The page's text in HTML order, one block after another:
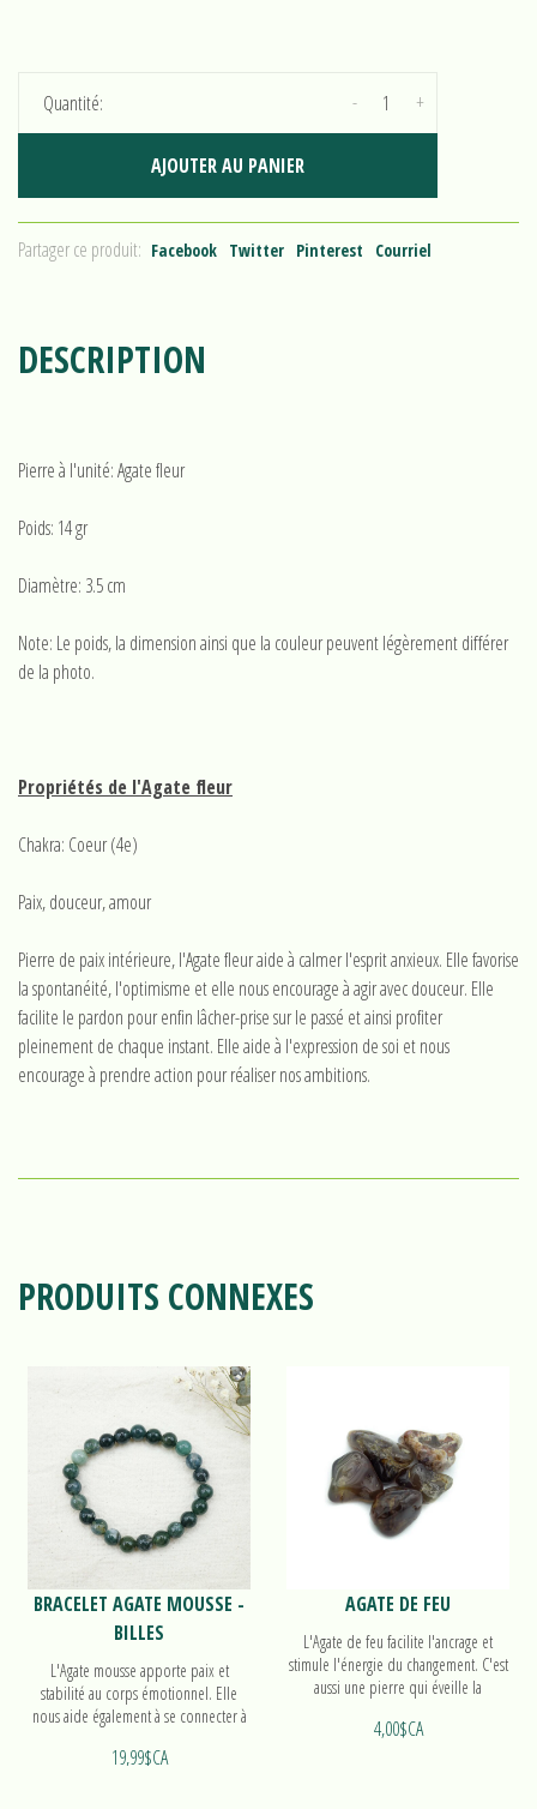
Quantité: +
-
AJOUTER AU PANIER
Partager ce produit: Facebook Twitter Pinterest Courriel
DESCRIPTION
Pierre à l'unité: Agate fleur
Poids: 14 gr
Diamètre: 3.5 cm
Note: Le poids, la dimension ainsi que la couleur peuvent légèrement différer
de la photo.
Propriétés de l'Agate fleur
Chakra: Coeur (4e)
Paix, douceur, amour
Pierre de paix intérieure, l'Agate fleur aide à calmer l'esprit anxieux. Elle favorise
la spontanéité, l'optimisme et elle nous encourage à agir avec douceur. Elle
facilite le pardon pour enfin lâcher-prise sur le passé et ainsi profiter
pleinement de chaque instant. Elle aide à l'expression de soi et nous
encourage à prendre action pour réaliser nos ambitions.
PRODUITS CONNEXES
BRACELET AGATE MOUSSE -
BILLES
L'Agate mousse apporte paix et
stabilité au corps émotionnel. Elle
nous aide également à se connecter à
la nature. Découvrez notre bracelet de
19,99$CA
AGATE DE FEU
L'Agate de feu facilite l'ancrage et
stimule l'énergie du changement. C'est
aussi une pierre qui éveille la
roulées!
4,00$CA